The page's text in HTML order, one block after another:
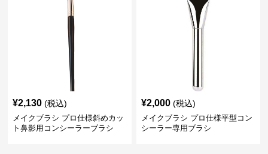
¥2,130 (税込)
メイクブラシ プロ仕様斜めカッ
ト鼻影用コンシーラーブラシ
¥2,000 (税込)
メイクブラシ プロ仕様平型コン
シーラー専用ブラシ